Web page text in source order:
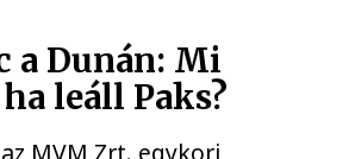
a Dunán: Mi
leáll Paks?
MVM Zrt. egykori